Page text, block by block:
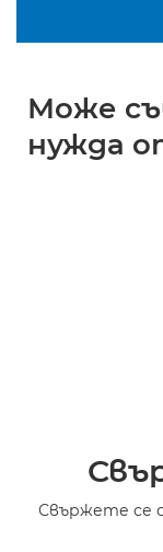
Може
нужда
Свържете се